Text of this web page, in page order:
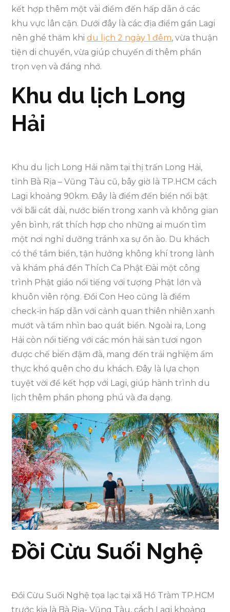
kết hợp thêm một vài điểm đến hấp dẫn ở các
khu vực lân cận. Dưới đây là các địa điểm gần Lagi
nên ghé thăm khidu lịch 2 ngày 1 đêm, vừa thuận
tiện di chuyển, vừa giúp chuyến đi thêm phần
trọn vẹn và đáng nhớ.
Khu du lịch Long
Hải
Khu du lịch Long Hải nằm tại thị trấn Long Hải,
tỉnh Bà Rịa – Vũng Tàu cũ, bây giờ là TP.HCM cách
Lagi khoảng 90km. Đây là điểm đến biển nổi bật
với bãi cát dài, nước biển trong xanh và không gian
yên bình, rất thích hợp cho những ai muốn tìm
một nơi nghỉ dưỡng tránh xa sự ồn ào. Du khách
có thể tắm biển, tận hưởng không khí trong lành
và khám phá đền Thích Ca Phật Đài một công
trình Phật giáo nổi tiếng với tượng Phật lớn và
khuôn viên rộng. Đồi Con Heo cũng là điểm
check-in hấp dẫn với cảnh quan thiên nhiên xanh
mướt và tầm nhìn bao quát biển. Ngoài ra, Long
Hải còn nổi tiếng với các món hải sản tươi ngon
được chế biến đậm đà, mang đến trải nghiệm ẩm
thực khó quên cho du khách. Đây là lựa chọn
tuyệt vời để kết hợp với Lagi, giúp hành trình du
lịch thêm phần phong phú và đa dạng.
Đồi Cừu Suối Nghệ
Đồi Cừu Suối Nghệ tọa lạc tại xã Hồ Tràm TP.HCM
trước kia là Bà Rịa- Vũng Tàu, cách Lagi khoảng